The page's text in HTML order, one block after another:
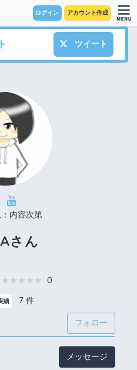
ログイン アカウント作成
ツイート
内容次第
さん
0
績 7 件
フォロー
メッセージ